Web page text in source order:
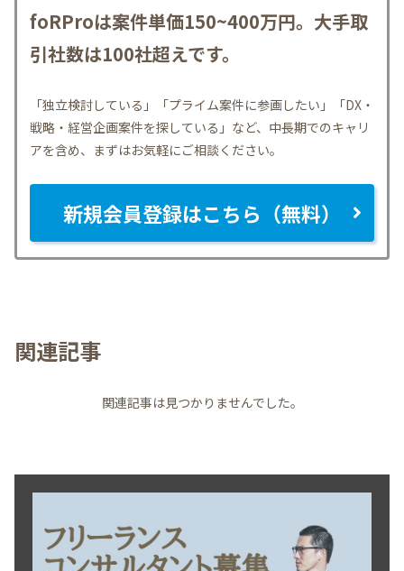
foRProは案件単価150~400万円。大手取
引社数は100社超えです。
「独立検討している」「プライム案件に参画したい」「DX・
戦略・経営企画案件を探している」など、中長期でのキャリ
アを含め、まずはお気軽にご相談ください。
新規会員登録はこちら（無料）
関連記事
関連記事は見つかりませんでした。